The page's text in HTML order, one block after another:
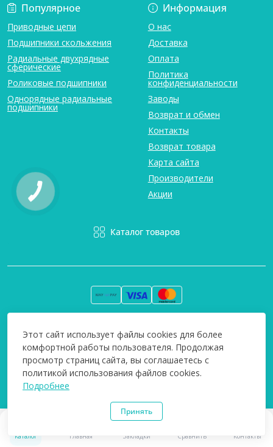
Каталог Главная Закладки
0
Сравнить Контакты
Популярное
Приводные цепи
Подшипники скольжения
Радиальные двухрядные
сферические
Роликовые подшипники
Однорядные радиальные
подшипники
Информация
О нас
Доставка
Оплата
Политика
конфиденциальности
Заводы
Возврат и обмен
Контакты
Возврат товара
Карта сайта
Производители
Акции
Каталог товаров
ответственность за любые неточности. Технополіс © 2008-
2026
Этот сайт использует файлы cookies для более
комфортной работы пользователя. Продолжая
просмотр страниц сайта, вы соглашаетесь с
политикой использования файлов cookies.
Подробнее
Принять